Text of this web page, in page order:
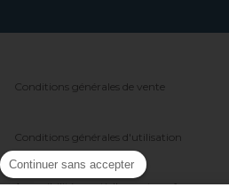
Conditions générales de vente
Conditions générales d'utilisation
Accessibilité : partiellement conforme
Continuer sans accepter